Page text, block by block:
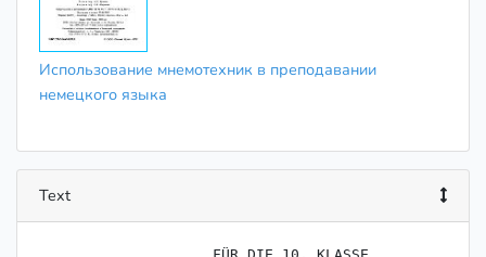
Использование мнемотехник в преподавании
немецкого языка
Text